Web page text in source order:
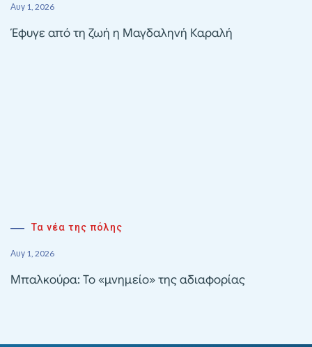
Αυγ 1, 2026
Έφυγε από τη ζωή η Μαγδαληνή Καραλή
Τα νέα της πόλης
Αυγ 1, 2026
Μπαλκούρα: Το «μνημείο» της αδιαφορίας